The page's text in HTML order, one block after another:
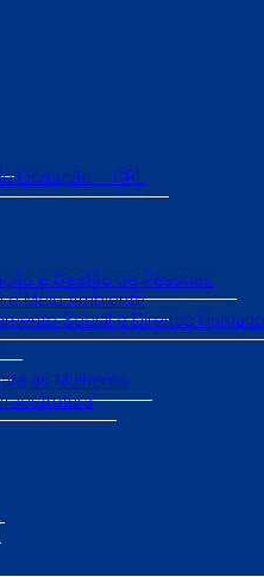
Licitação – CPL
e Gestão de Pessoas
e Meio Ambiente
Social e Direitos
as Mulheres